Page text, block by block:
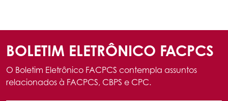
BOLETIM ELETRÔNICO FACPCS
O Boletim Eletrônico FACPCS contempla assuntos
relacionados à FACPCS, CBPS e CPC.